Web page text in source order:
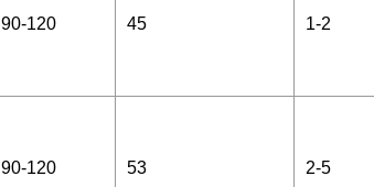
90-120 45 1-2
90-120 53 2-5